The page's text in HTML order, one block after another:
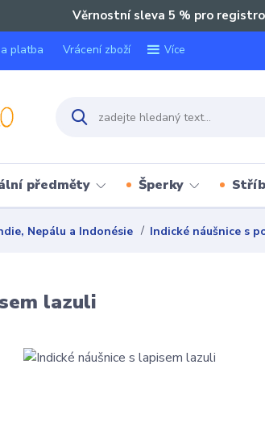
Věrnostní sleva 5 % pro
platba Vrácení zboží Více
předměty Šperky
Nepálu a Indonésie Indické náušnice s
lazuli